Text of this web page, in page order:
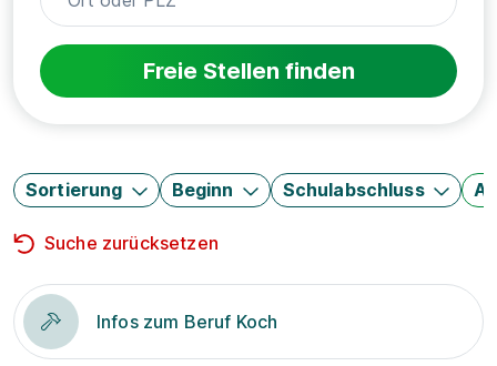
Freie Stellen finden
Sortierung Beginn Schulabschluss
Suche zurücksetzen
Infos zum Beruf Koch